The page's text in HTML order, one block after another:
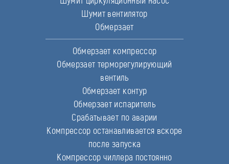
Шумит вентилятор
Обмерзает
Обмерзает компрессор
Обмерзает терморегулирующий
вентиль
Обмерзает контур
Обмерзает испаритель
Срабатывает по аварии
Компрессор останавливается вскоре
после запуска
Компрессор чиллера постоянно